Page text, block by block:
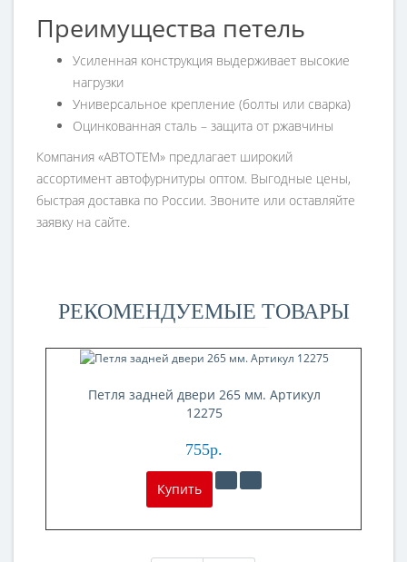
Преимущества петель
Усиленная конструкция выдерживает высокие
нагрузки
Универсальное крепление (болты или сварка)
Оцинкованная сталь – защита от ржавчины
Компания «АВТОТЕМ» предлагает широкий
ассортимент автофурнитуры оптом. Выгодные цены,
быстрая доставка по России. Звоните или оставляйте
заявку на сайте.
РЕКОМЕНДУЕМЫЕ ТОВАРЫ
Петля задней двери 265 мм. Артикул
12275
755р.
Купить